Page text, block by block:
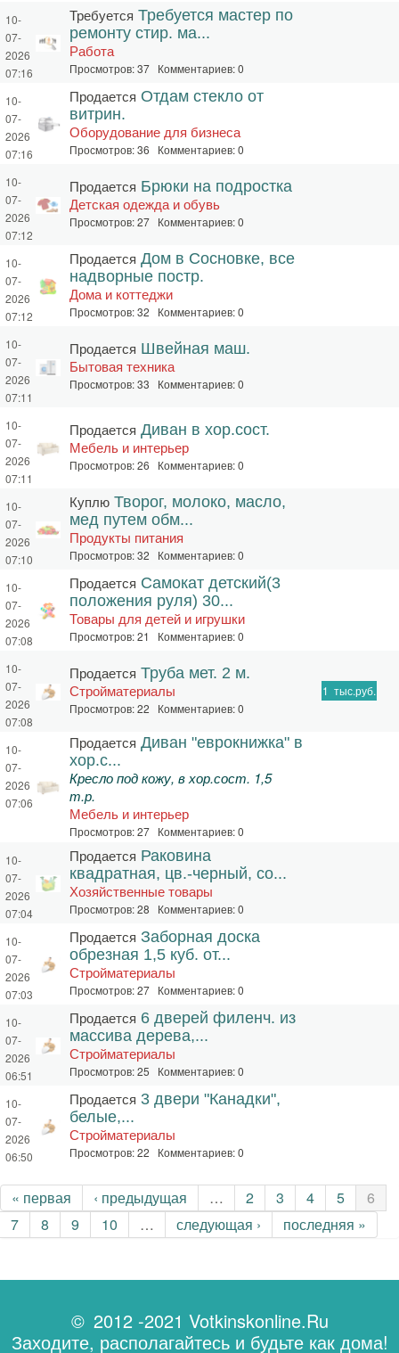
10-
07-
2026
07:16
Требуется Требуется мастер по
ремонту стир. ма...
Работа
Просмотров: 37 Комментариев: 0
10-
07-
2026
07:16
Продается Отдам стекло от
витрин.
Оборудование для бизнеса
Просмотров: 36 Комментариев: 0
10-
07-
2026
07:12
Продается Брюки на подростка
Детская одежда и обувь
Просмотров: 27 Комментариев: 0
10-
07-
2026
07:12
Продается Дом в Сосновке, все
надворные постр.
Дома и коттеджи
Просмотров: 32 Комментариев: 0
10-
07-
2026
07:11
Продается Швейная маш.
Бытовая техника
Просмотров: 33 Комментариев: 0
10-
07-
2026
07:11
Продается Диван в хор.сост.
Мебель и интерьер
Просмотров: 26 Комментариев: 0
10-
07-
2026
07:10
Куплю Творог, молоко, масло,
мед путем обм...
Продукты питания
Просмотров: 32 Комментариев: 0
10-
07-
2026
07:08
Продается Самокат детский(3
положения руля) 30...
Товары для детей и игрушки
Просмотров: 21 Комментариев: 0
10-
07-
2026
07:08
Продается Труба мет. 2 м.
Стройматериалы
Просмотров: 22 Комментариев: 0
1 тыс.руб.
10-
07-
2026
07:06
Продается Диван "еврокнижка" в
хор.с...
Кресло под кожу, в хор.сост. 1,5
т.р.
Мебель и интерьер
Просмотров: 27 Комментариев: 0
10-
07-
2026
07:04
Продается Раковина
квадратная, цв.-черный, со...
Хозяйственные товары
Просмотров: 28 Комментариев: 0
10-
07-
2026
07:03
Продается Заборная доска
обрезная 1,5 куб. от...
Стройматериалы
Просмотров: 27 Комментариев: 0
10-
07-
2026
06:51
Продается 6 дверей филенч. из
массива дерева,...
Стройматериалы
Просмотров: 25 Комментариев: 0
10-
07-
2026
06:50
Продается 3 двери "Канадки",
белые,...
Стройматериалы
Просмотров: 22 Комментариев: 0
Страницы
« первая ‹ предыдущая … 2 3 4 5
6
7
8 9 10 … следующая › последняя »
© 2012 -2021 Votkinskonline.Ru
Заходите, располагайтесь и будьте как дома!